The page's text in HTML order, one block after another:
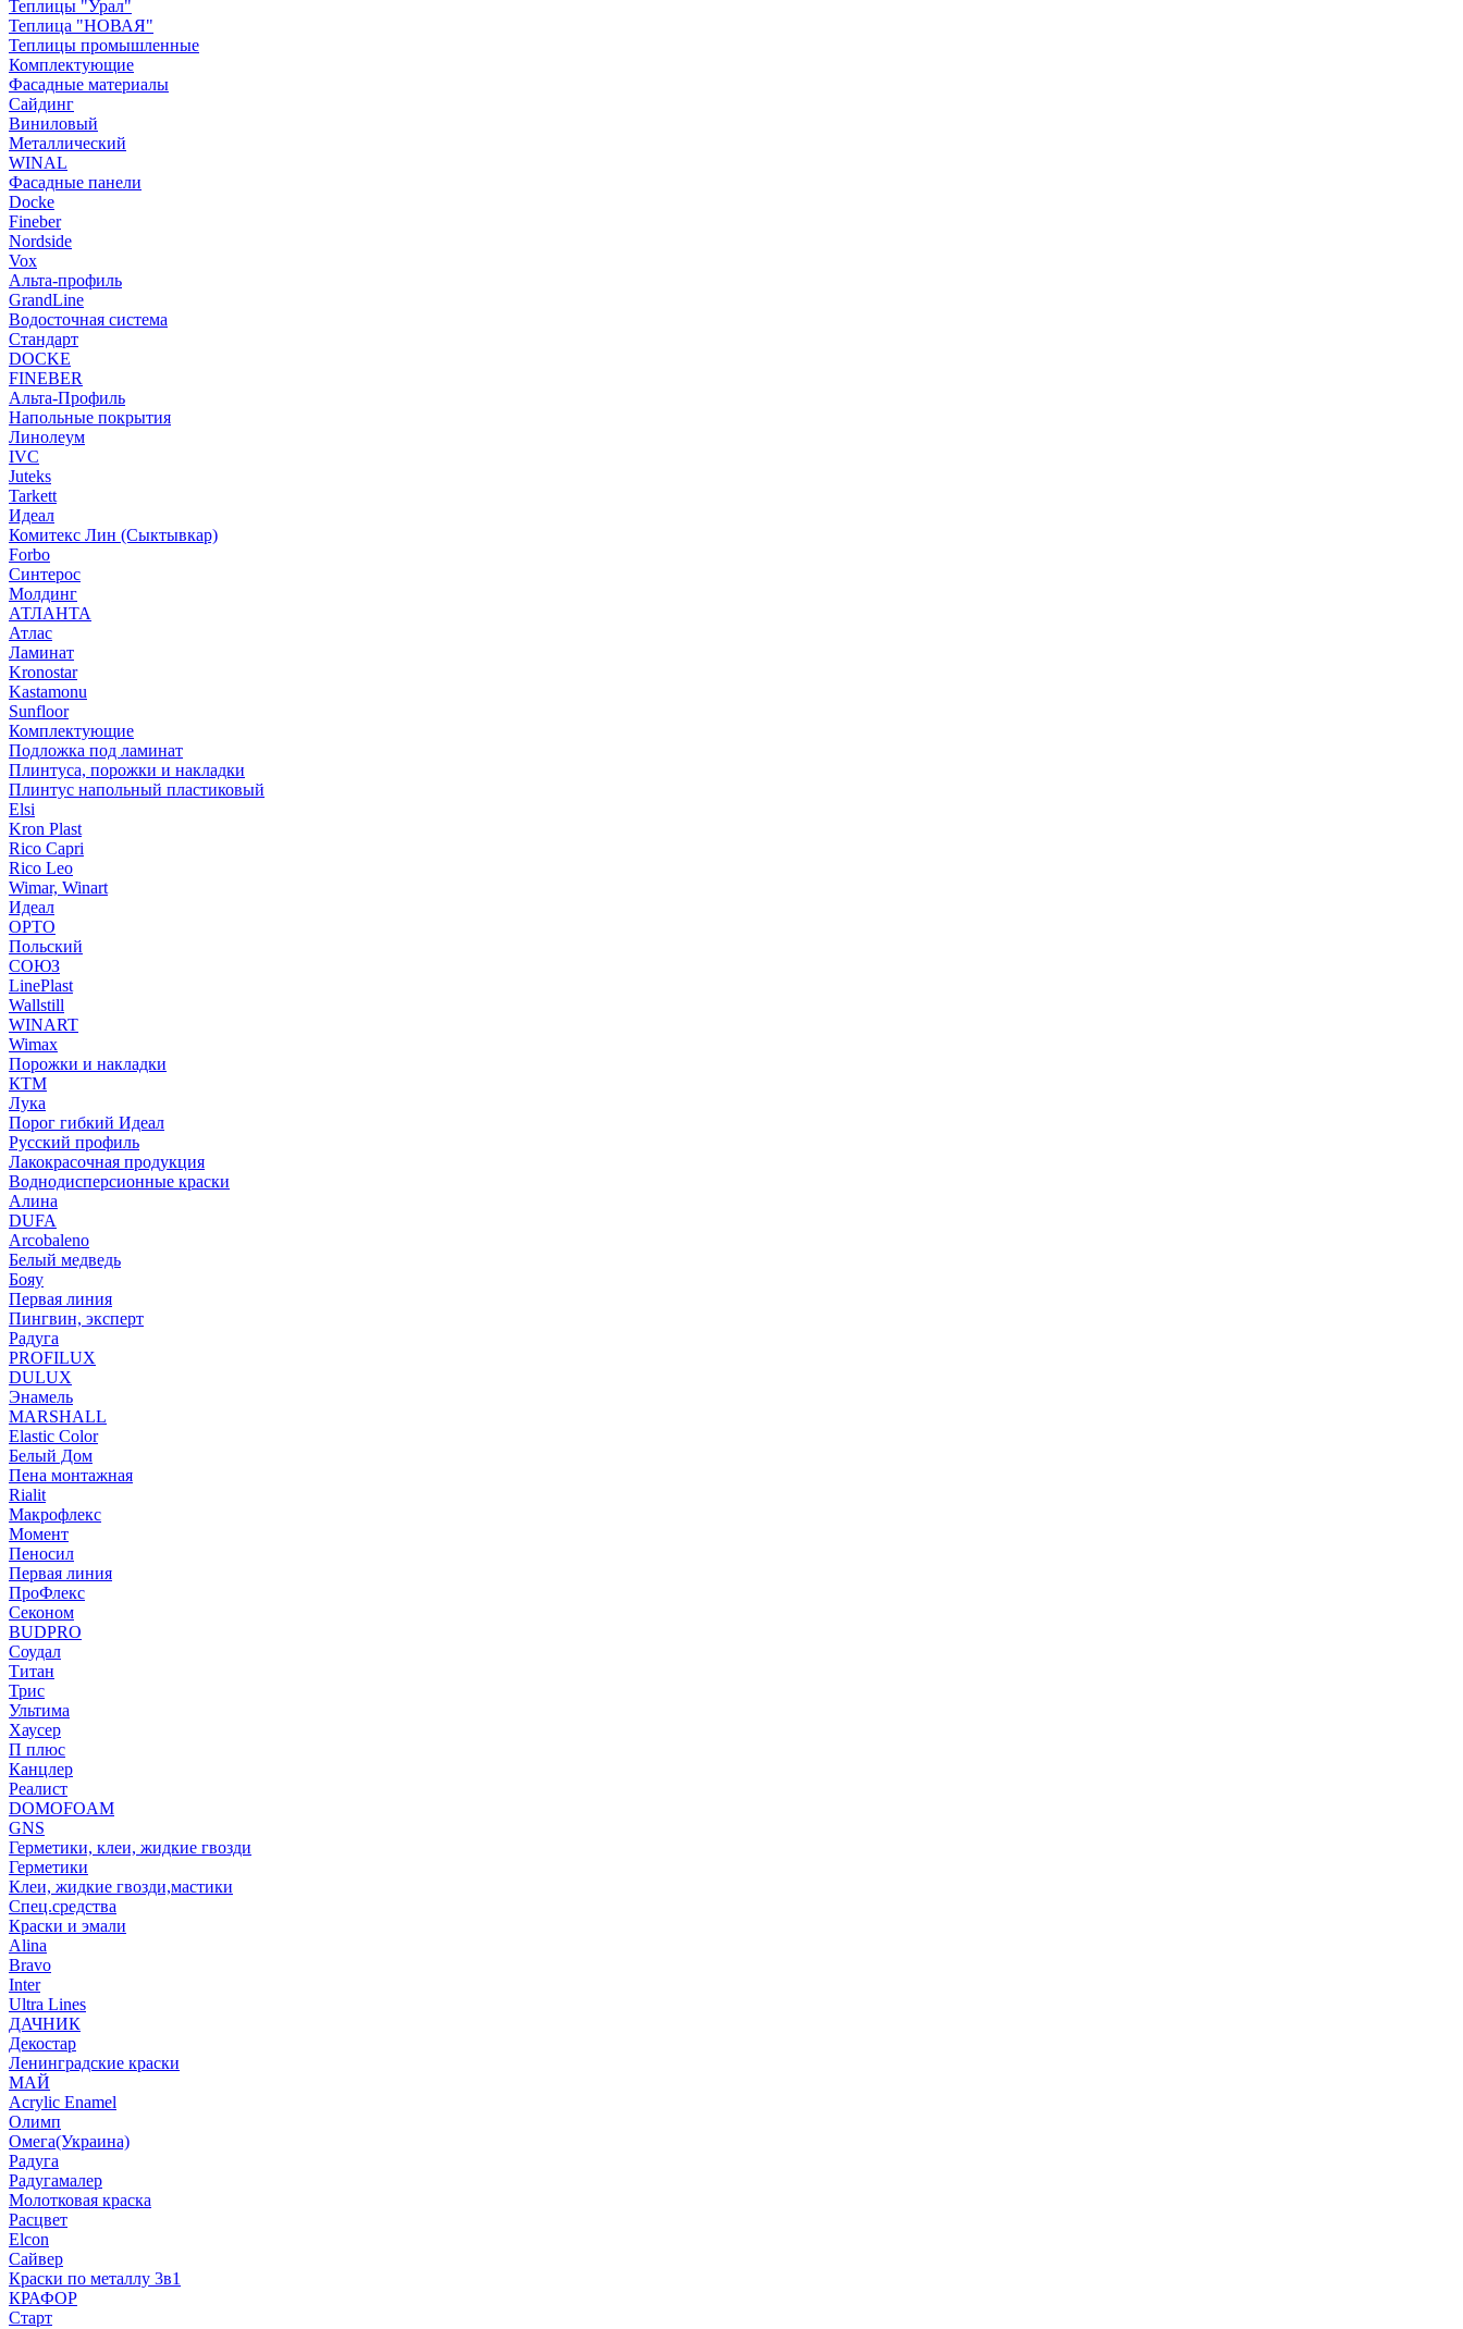
Теплицы "Урал"
Теплица "НОВАЯ"
Теплицы промышленные
Комплектующие
Фасадные материалы
Сайдинг
Виниловый
Металлический
WINAL
Фасадные панели
Docke
Fineber
Nordside
Vox
Альта-профиль
GrandLine
Водосточная система
Стандарт
DOCKE
FINEBER
Альта-Профиль
Напольные покрытия
Линолеум
IVC
Juteks
Tarkett
Идеал
Комитекс Лин (Сыктывкар)
Forbo
Синтерос
Молдинг
АТЛАНТА
Атлас
Ламинат
Kronostar
Kastamonu
Sunfloor
Комплектующие
Подложка под ламинат
Плинтуса, порожки и накладки
Плинтус напольный пластиковый
Elsi
Kron Plast
Rico Capri
Rico Leo
Wimar, Winart
Идеал
ОРТО
Польский
СОЮЗ
LinePlast
Wallstill
WINART
Wimax
Порожки и накладки
КТМ
Лука
Порог гибкий Идеал
Русский профиль
Лакокрасочная продукция
Воднодисперсионные краски
Алина
DUFA
Arcobaleno
Белый медведь
Бояу
Первая линия
Пингвин, эксперт
Радуга
PROFILUX
DULUX
Энамель
MARSHALL
Elastic Color
Белый Дом
Пена монтажная
Rialit
Макрофлекс
Момент
Пеносил
Первая линия
ПроФлекс
Секоном
BUDPRO
Соудал
Титан
Трис
Ультима
Хаусер
П плюс
Канцлер
Реалист
DOMOFOAM
GNS
Герметики, клеи, жидкие гвозди
Герметики
Клеи, жидкие гвозди,мастики
Спец.средства
Краски и эмали
Alina
Bravo
Inter
Ultra Lines
ДАЧНИК
Декостар
Ленинградские краски
МАЙ
Acrylic Enamel
Олимп
Омега(Украина)
Радуга
Радугамалер
Молотковая краска
Расцвет
Elcon
Сайвер
Краски по металлу 3в1
КРАФОР
Старт